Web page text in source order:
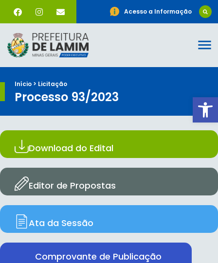
Acesso a Informação
Início > Licitação
Processo 93/2023
Download do Edital
Editor de Propostas
Ata da Sessão
Comprovante de Publicação